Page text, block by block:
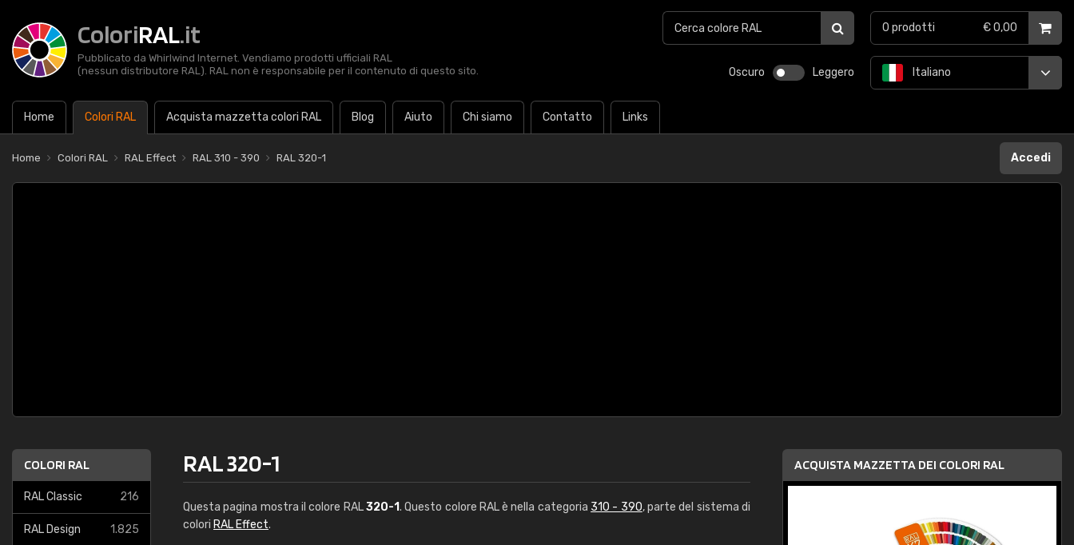
ColoriRAL.it
Pubblicato da Whirlwind Internet. Vendiamo prodotti ufficiali RAL
(nessun distributore RAL). RAL non è responsabile per il contenuto di questo sito.
Oscuro Leggero
Home Colori RAL Acquista mazzetta colori RAL Blog Aiuto Chi siamo Contatto Links
Italiano
0 prodotti € 0,00
Home Colori RAL RAL Effect RAL 310 - 390 RAL 320-1 Accedi
COLORI RAL
RAL Classic 216
RAL Design 1.825
RAL 320-1
Questa pagina mostra il colore RAL320-1. Questo colore RAL è nella categoria 310 - 390, parte del sistema di
colori RAL Effect.
ACQUISTA MAZZETTA DEI COLORI RAL